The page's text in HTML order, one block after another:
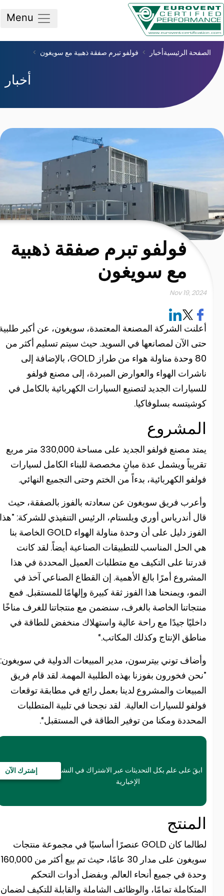
الرئيسيةأخبار فولفو تبرم صفقة ذهبية مع سويغون
أخبار
فولفو تبرم صفقة ذهبية
مع سويغون
Nov 19,
الشركة المصنعة المعتمدة، سويغون، عن أكبر طلبية
الآن لمصانعها في السويد. حيث سيتم تسليم أكثر من
80 وحدة مناولة هواء من طراز GOLD، بالإضافة إلى
الهواء والعوارض المبردة، إلى مصنع فولفو
الجديد لتصنيع السيارات الكهربائية بالكامل في
بسلوفاكيا.
يمتد مصنع فولفو الجديد على مساحة 330,000 متر مربع
ويشمل عدة مبانٍ مخصصة للبناء الكامل لسيارات
الكهربائية، بدءاً من الختم وحتى التجميع النهائي.
فريق سويغون عن سعادته بالفوز بالصفقة، حيث
أندرياس أوري ويلستام، الرئيس التنفيذي للشركة: ”هذا
الفوز دليل على أن وحدة مناولة الهواء GOLD الخاصة بنا
الحل المناسب للتطبيقات الصناعية أيضاً. لقد كانت
على التكيف مع متطلبات العميل المحددة في هذا
أمرًا بالغ الأهمية. إن القطاع الصناعي آخذ في
ويمنحنا هذا الفوز ثقة كبيرة وإلهامًا للمستقبل. فمع
الخاصة بالغرف، سنضمن مع منتجاتنا للغرف مناخًا
جيدًا مع راحة عالية واستهلاك منخفض للطاقة في
الإنتاج وكذلك المكاتب.“
توني بيترسون، مدير المبيعات الدولية في سويغون:
فخورون بفوزنا بهذه الطلبية المهمة. لقد قام فريق
والمشروع لدينا بعمل رائع في مطابقة توقعات
للسيارات العالية. لقد نجحنا في تلبية المتطلبات
ومكنا من توفير الطاقة في المستقبل“.
ابقَ على علم بكل التحديثات عبر الاشتراك في النشرة
الإخبارية
إشترك الآن
لطالما كان GOLD عنصرًا أساسيًا في مجموعة منتجات
سويغون على مدار 30 عامًا، حيث تم بيع أكثر من 160,000
في جميع أنحاء العالم. وبفضل أدوات التحكم
تمامًا، والوظائف الشاملة والقابلة للتكيف لضمان